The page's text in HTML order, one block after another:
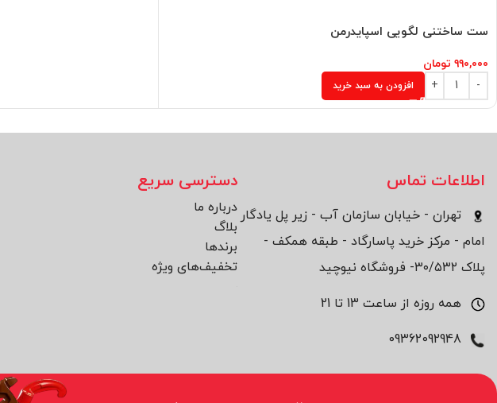
ست ساختنی لگویی اسپایدرمن
۹۹۰,۰۰۰ تومان
افزودن به سبد خرید
اطلاعات تماس
تهران - خیابان سازمان آب - زیر پل یادگار
امام - مرکز خرید پاسارگاد - طبقه همکف -
پلاک ۳۰/۵۳۲- فروشگاه نیوچید
همه روزه از ساعت 13 تا 21
دسترسی سریع
درباره ما
بلاگ
برند‌ها
تخفیف‌های ویژه